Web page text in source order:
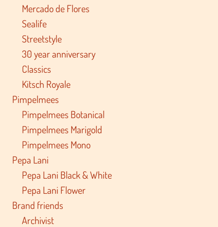
Mercado de Flores
Sealife
Streetstyle
30 year anniversary
Classics
Kitsch Royale
Pimpelmees
Pimpelmees Botanical
Pimpelmees Marigold
Pimpelmees Mono
Pepa Lani
Pepa Lani Black & White
Pepa Lani Flower
Brand friends
Archivist